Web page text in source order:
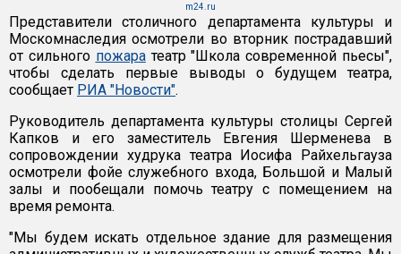
m24.ru
Представители столичного департамента культуры и
Москомнаследия осмотрели во вторник пострадавший
от сильного пожаратеатр "Школа современной пьесы",
чтобы сделать первые выводы о будущем театра,
сообщает РИА "Новости".
Руководитель департамента культуры столицы Сергей
Капков и его заместитель Евгения Шерменева в
сопровождении худрука театра Иосифа Райхельгауза
осмотрели фойе служебного входа, Большой и Малый
залы и пообещали помочь театру с помещением на
время ремонта.
"Мы будем искать отдельное здание для размещения